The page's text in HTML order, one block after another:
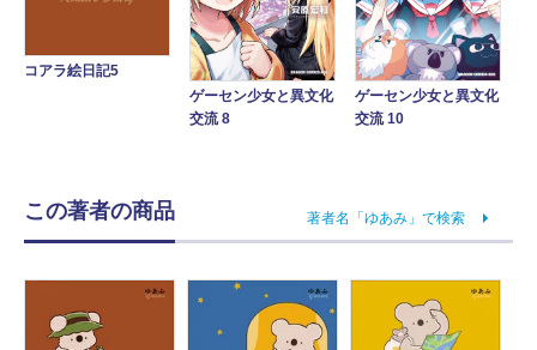
コアラ絵日記5
ゲーセン少女と異文化
交流 8
ゲーセン少女と異文化
交流 10
この著者の商品 著者名「ゆあみ」で検索